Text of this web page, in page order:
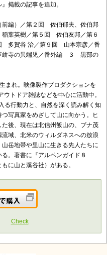
掲載の記事を追加。
編）／第２回 佐伯郁夫、佐伯邦
葉英樹／第５回 佐伯友邦／第６
多賀谷 治／第９回 山本宗彦／番
寺の異端児／番外編 ３ 黒部の
れ。映像製作プロダクションを
トドア雑誌などを中心に活動中。
る行動力と、自然を深く読み解く知
写真家をめざして山に向かう。ヒ
後、現在は北信州飯山の、ブナ茂
域、北米のウィルダネスへの放浪
岳地帯や里山に生きる先人たちに
。著書に『アルペンガイド８
に山と溪谷社）がある。
Kindleで購入
Check